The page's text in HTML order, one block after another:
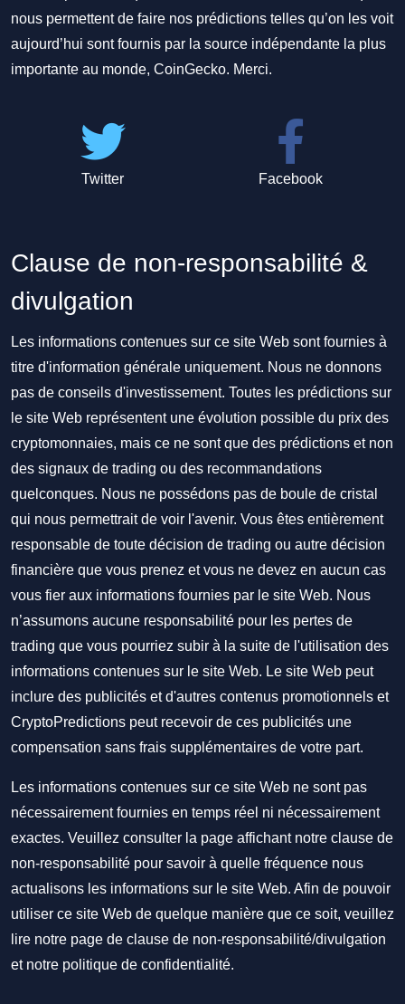
nous permettent de faire nos prédictions telles qu’on les voit
aujourd’hui sont fournis par la source indépendante la plus
importante au monde, CoinGecko. Merci.
Twitter Facebook
Clause de non-responsabilité &
divulgation
Les informations contenues sur ce site Web sont fournies à
titre d'information générale uniquement. Nous ne donnons
pas de conseils d'investissement. Toutes les prédictions sur
le site Web représentent une évolution possible du prix des
cryptomonnaies, mais ce ne sont que des prédictions et non
des signaux de trading ou des recommandations
quelconques. Nous ne possédons pas de boule de cristal
qui nous permettrait de voir l'avenir. Vous êtes entièrement
responsable de toute décision de trading ou autre décision
financière que vous prenez et vous ne devez en aucun cas
vous fier aux informations fournies par le site Web. Nous
n’assumons aucune responsabilité pour les pertes de
trading que vous pourriez subir à la suite de l'utilisation des
informations contenues sur le site Web. Le site Web peut
inclure des publicités et d'autres contenus promotionnels et
CryptoPredictions peut recevoir de ces publicités une
compensation sans frais supplémentaires de votre part.
Les informations contenues sur ce site Web ne sont pas
nécessairement fournies en temps réel ni nécessairement
exactes. Veuillez consulter la page affichant notre clause de
non-responsabilité pour savoir à quelle fréquence nous
actualisons les informations sur le site Web. Afin de pouvoir
utiliser ce site Web de quelque manière que ce soit, veuillez
lire notre page de clause de non-responsabilité/divulgation
et notre politique de confidentialité.